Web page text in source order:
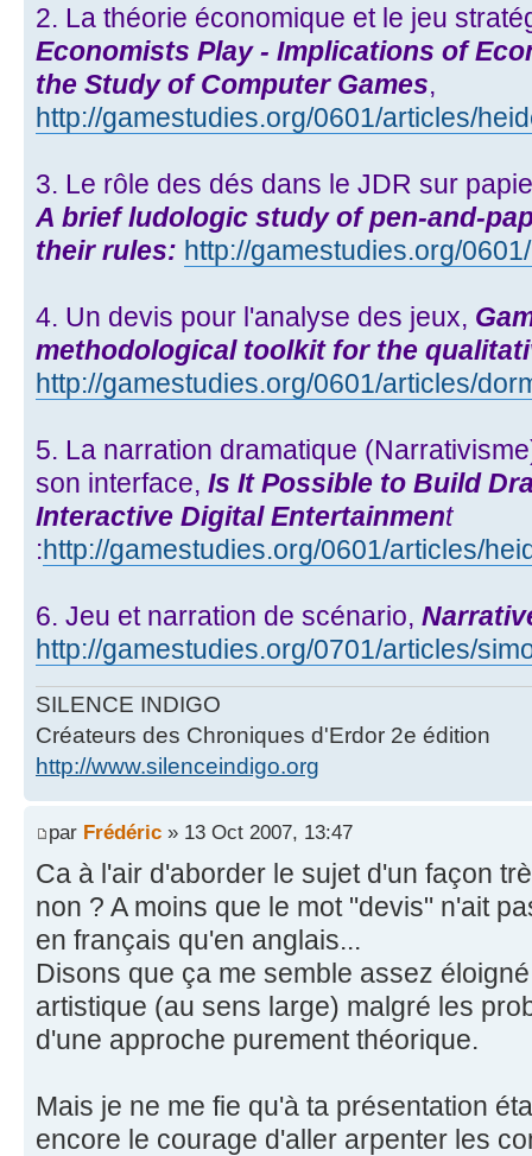
2. La théorie économique et le jeu
Economists Play - Implications of
the Study of Computer Games,
http://gamestudies.org/0601/articles/
3. Le rôle des dés dans le JDR sur
A brief ludologic study of pen-and-
their rules: http://gamestudies.org/
4. Un devis pour l'analyse des jeux,
methodological toolkit for the
http://gamestudies.org/0601/articles/
5. La narration dramatique
son interface, Is It Possible to Build
Interactive Digital Entertainment
:http://gamestudies.org/0601/articles/
6. Jeu et narration de scénario,
http://gamestudies.org/0701/articles/
SILENCE INDIGO
Créateurs des Chroniques d'Erdor 2e édition
http://www.silenceindigo.org
par Frédéric » 13 Oct 2007, 13:47
Ca à l'air d'aborder le sujet d'un façon
non ? A moins que le mot "devis" n'ait
en français qu'en anglais...
Disons que ça me semble assez
artistique (au sens large) malgré les
d'une approche purement théorique.
Mais je ne me fie qu'à ta présentation
encore le courage d'aller arpenter les